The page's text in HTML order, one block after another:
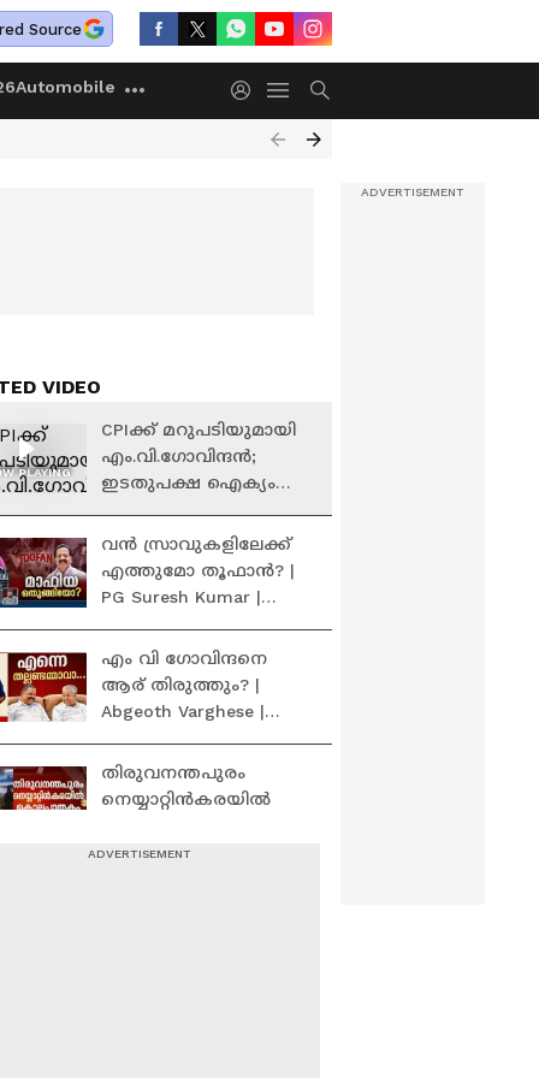
Source
Automobile
VIDEO
PLAYING
CPIക്ക് മറുപടിയുമായി
എം.വി.ഗോവിന്ദൻ;
ഇടതുപക്ഷ ഐക്യം
പ്രധാനമെന്ന് CPM
സംസ്ഥാന സെക്രട്ടറി
വൻ സ്രാവുകളിലേക്ക്
എത്തുമോ തൂഫാൻ? |
PG Suresh Kumar |
എം വി ഗോവിന്ദനെ
ആര് തിരുത്തും? |
Abgeoth Varghese |
തിരുവനന്തപുരം
നെയ്യാറ്റിൻകരയിൽ
3 പേർ പിടിയിൽ